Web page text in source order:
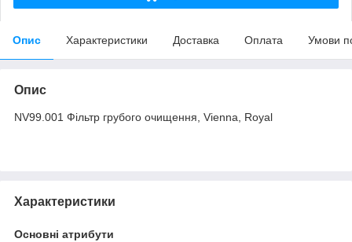
Опис Характеристики Доставка Оплата Умови
Опис
NV99.001 Фільтр грубого очищення, Vienna, Royal
Характеристики
Основні атрибути